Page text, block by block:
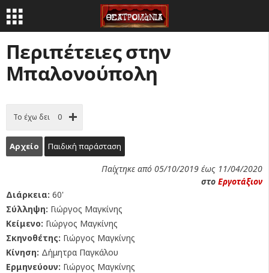
Περιπέτειες στην
Μπαλονούπολη
Το έχω δει 0
Αρχείο Παιδική παράσταση
Παίχτηκε από 05/10/2019 έως 11/04/2020
στο Εργοτάξιον
Διάρκεια: 60'
Σύλληψη: Γιώργος Μαγκίνης
Κείμενο: Γιώργος Μαγκίνης
Σκηνοθέτης: Γιώργος Μαγκίνης
Κίνηση: Δήμητρα Παγκάλου
Ερμηνεύουν: Γιώργος Μαγκίνης